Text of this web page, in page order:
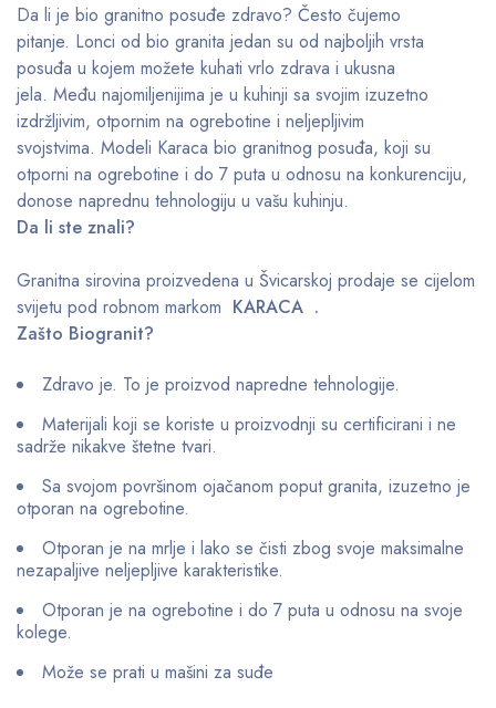
Da li je bio granitno posuđe zdravo? Često čujemo
pitanje. Lonci od bio granita jedan su od najboljih vrsta
posuđa u kojem možete kuhati vrlo zdrava i ukusna
jela. Među najomiljenijima je u kuhinji sa svojim izuzetno
izdržljivim, otpornim na ogrebotine i neljepljivim
svojstvima. Modeli Karaca bio granitnog posuđa, koji su
otporni na ogrebotine i do 7 puta u odnosu na konkurenciju,
donose naprednu tehnologiju u vašu kuhinju.
Da li ste znali?
Granitna sirovina proizvedena u Švicarskoj prodaje se cijelom
svijetu pod robnom markom KARACA .
Zašto Biogranit?
Zdravo je. To je proizvod napredne tehnologije.
Materijali koji se koriste u proizvodnji su certificirani i ne
sadrže nikakve štetne tvari.
Sa svojom površinom ojačanom poput granita, izuzetno je
otporan na ogrebotine.
Otporan je na mrlje i lako se čisti zbog svoje maksimalne
nezapaljive neljepljive karakteristike.
Otporan je na ogrebotine i do 7 puta u odnosu na svoje
kolege.
Može se prati u mašini za suđe